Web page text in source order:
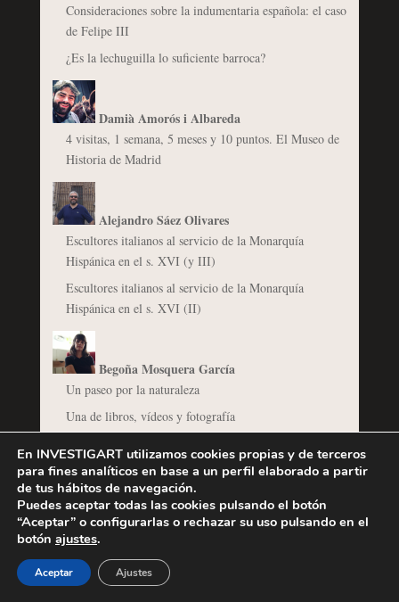
Consideraciones sobre la indumentaria española: el caso
de Felipe III
¿Es la lechuguilla lo suficiente barroca?
Damià Amorós i Albareda
4 visitas, 1 semana, 5 meses y 10 puntos. El Museo de
Historia de Madrid
Alejandro Sáez Olivares
Escultores italianos al servicio de la Monarquía
Hispánica en el s. XVI (y III)
Escultores italianos al servicio de la Monarquía
Hispánica en el s. XVI (II)
Begoña Mosquera García
Un paseo por la naturaleza
Una de libros, vídeos y fotografía
berninirocks
Las sombras del barroco en Roma
O tienes amor o comes barro
Cipriano García Hidalgo Villena
En INVESTIGART utilizamos cookies propias y de terceros
para fines analíticos en base a un perfil elaborado a partir
de tus hábitos de navegación.
Puedes aceptar todas las cookies pulsando el botón
“Aceptar” o configurarlas o rechazar su uso pulsando en el
botón ajustes.
Aceptar Ajustes